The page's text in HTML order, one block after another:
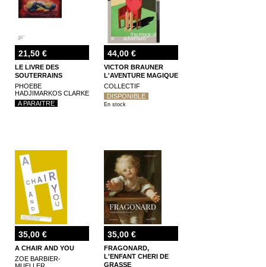
21,50 €
LE LIVRE DES
SOUTERRAINS
PHOEBE
HADJIMARKOS CLARKE
A PARAITRE
44,00 €
VICTOR BRAUNER
L'AVENTURE MAGIQUE
COLLECTIF
DISPONIBLE
En stock
35,00 €
A CHAIR AND YOU
ZOE BARBIER-
35,00 €
FRAGONARD,
L'ENFANT CHERI DE
GRASSE